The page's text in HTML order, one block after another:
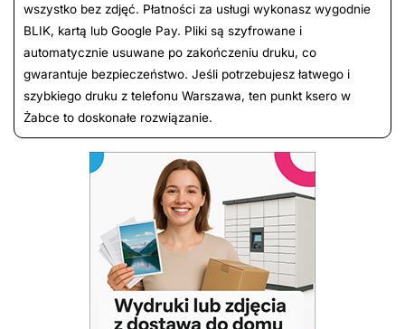
wszystko bez zdjęć. Płatności za usługi wykonasz wygodnie
BLIK, kartą lub Google Pay. Pliki są szyfrowane i
automatycznie usuwane po zakończeniu druku, co
gwarantuje bezpieczeństwo. Jeśli potrzebujesz łatwego i
szybkiego druku z telefonu Warszawa, ten punkt ksero w
Żabce to doskonałe rozwiązanie.